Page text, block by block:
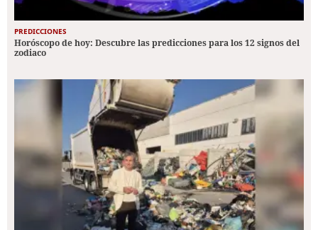
PREDICCIONES
Horóscopo de hoy: Descubre las predicciones para los 12 signos del
zodiaco